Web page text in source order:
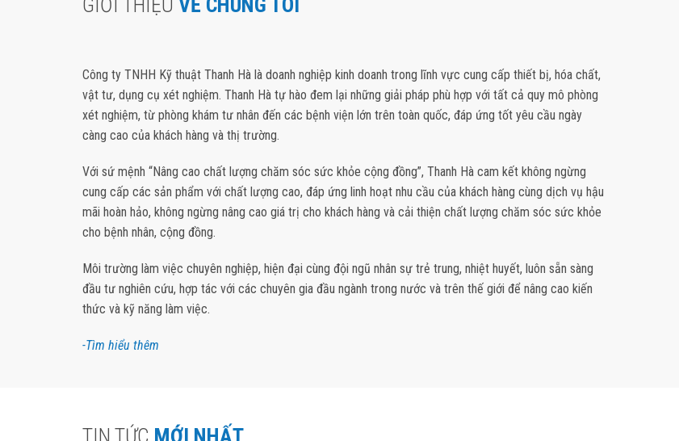
Công ty TNHH Kỹ thuật Thanh Hà là doanh nghiệp kinh doanh trong lĩnh vực cung cấp thiết bị, hóa chất,
vật tư, dụng cụ xét nghiệm. Thanh Hà tự hào đem lại những giải pháp phù hợp với tất cả quy mô phòng
xét nghiệm, từ phòng khám tư nhân đến các bệnh viện lớn trên toàn quốc, đáp ứng tốt yêu cầu ngày
càng cao của khách hàng và thị trường.
Với sứ mệnh “Nâng cao chất lượng chăm sóc sức khỏe cộng đồng”, Thanh Hà cam kết không ngừng
cung cấp các sản phẩm với chất lượng cao, đáp ứng linh hoạt nhu cầu của khách hàng cùng dịch vụ hậu
mãi hoàn hảo, không ngừng nâng cao giá trị cho khách hàng và cải thiện chất lượng chăm sóc sức khỏe
cho bệnh nhân, cộng đồng.
Môi trường làm việc chuyên nghiệp, hiện đại cùng đội ngũ nhân sự trẻ trung, nhiệt huyết, luôn sẵn sàng
đầu tư nghiên cứu, hợp tác với các chuyên gia đầu ngành trong nước và trên thế giới để nâng cao kiến
thức và kỹ năng làm việc.
-Tìm hiểu thêm
TIN TỨC MỚI NHẤT